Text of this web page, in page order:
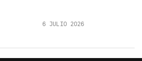
6 JULIO 2026